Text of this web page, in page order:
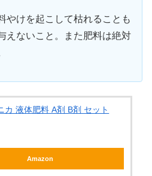
やけを起こして枯れることも
えないこと。また肥料は絶対
カ 液体肥料 A剤 B剤 セット
Amazon